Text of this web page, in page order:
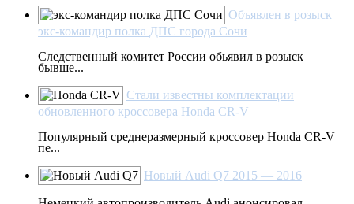
Объявлен в розыск
экс-командир полка ДПС города Сочи
Следственный комитет России обьявил в розыск
бывше...
Стали известны комплектации
обновленного кроссовера Honda CR-V
Популярный среднеразмерный кроссовер Honda CR-V
пе...
Новый Audi Q7 2015 — 2016